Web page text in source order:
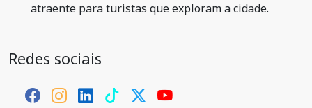
atraente para turistas que exploram a cidade.
Redes sociais